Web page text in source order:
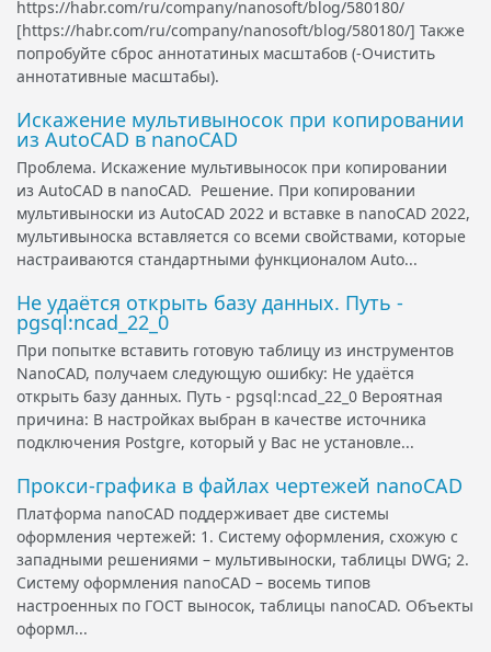
https://habr.com/ru/company/nanosoft/blog/580180/
[https://habr.com/ru/company/nanosoft/blog/580180/] Также
попробуйте сброс аннотатиных масштабов (-Очистить
аннотативные масштабы).
Искажение мультивыносок при копировании
из AutoCAD в nanoCAD
Проблема. Искажение мультивыносок при копировании
из AutoCAD в nanoCAD. Решение. При копировании
мультивыноски из AutoCAD 2022 и вставке в nanoCAD 2022,
мультивыноска вставляется со всеми свойствами, которые
настраиваются стандартными функционалом Auto...
Не удаётся открыть базу данных. Путь -
pgsql:ncad_22_0
При попытке вставить готовую таблицу из инструментов
NanoCAD, получаем следующую ошибку: Не удаётся
открыть базу данных. Путь - pgsql:ncad_22_0 Вероятная
причина: В настройках выбран в качестве источника
подключения Postgre, который у Вас не установле...
Прокси-графика в файлах чертежей nanoCAD
Платформа nanoCAD поддерживает две системы
оформления чертежей: 1. Систему оформления, схожую с
западными решениями – мультивыноски, таблицы DWG; 2.
Систему оформления nanoCAD – восемь типов
настроенных по ГОСТ выносок, таблицы nanoCAD. Объекты
оформл...